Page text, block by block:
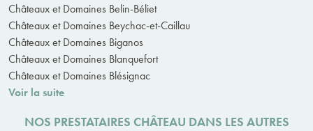
Châteaux et Domaines Belin-Béliet
Châteaux et Domaines Beychac-et-Caillau
Châteaux et Domaines Biganos
Châteaux et Domaines Blanquefort
Châteaux et Domaines Blésignac
Voir la suite
NOS PRESTATAIRES CHÂTEAU DANS LES AUTRES